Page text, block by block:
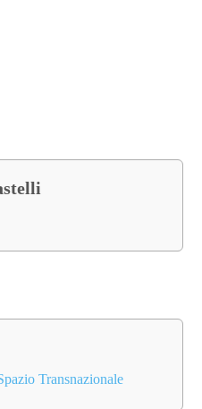
Transnazionale